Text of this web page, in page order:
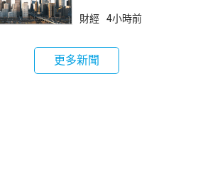
倫敦股價急跌
財經 4小時前
更多新聞